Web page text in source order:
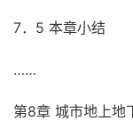
7．5 本章小结
……
第8章 城市地上地